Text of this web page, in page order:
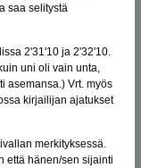
saa selitystä
2'31'10 ja 2'32'10.
uni oli vain unta,
asemansa.) Vrt. myös
kirjailijan ajatukset
merkityksessä.
että hänen/sen sijainti